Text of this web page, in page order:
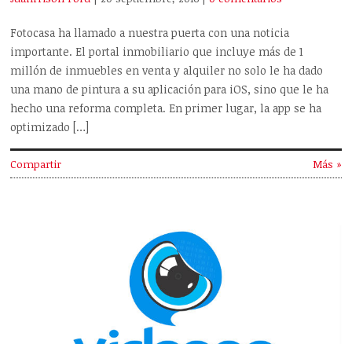
Fotocasa ha llamado a nuestra puerta con una noticia
importante. El portal inmobiliario que incluye más de 1
millón de inmuebles en venta y alquiler no solo le ha dado
una mano de pintura a su aplicación para iOS, sino que le ha
hecho una reforma completa. En primer lugar, la app se ha
optimizado […]
Compartir Más »